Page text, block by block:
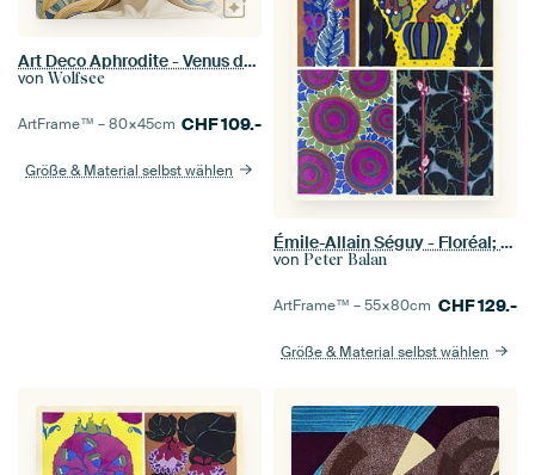
Art Deco Aphrodite - Venus der 20er Jahre
von Wolfsee
ArtFrame™ –80×45cm CHF109.-
Größe & Material selbst wählen
Émile-Allain Séguy - Floréal; neue Designs & Farben
von Peter Balan
ArtFrame™ –55×80cm CHF129.-
Größe & Material selbst wählen